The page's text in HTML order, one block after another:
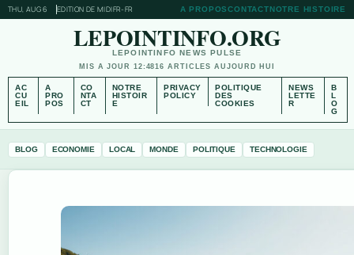
THU, AUG 6 EDITION DE MIDIFR-FR A PROPOSCONTACTNOTRE HISTOIRE
LEPOINTINFO.ORG
LEPOINTINFO NEWS PULSE
MIS A JOUR 12:4816 ARTICLES AUJOURD HUI
AC
CU
EIL
A
PRO
POS
CO
NTA
CT
NOTRE
HISTOIR
E
PRIVACY
POLICY
POLITIQUE
DES
COOKIES
NEWS
LETTE
R
B
L
O
G
BLOG ECONOMIE LOCAL MONDE POLITIQUE TECHNOLOGIE